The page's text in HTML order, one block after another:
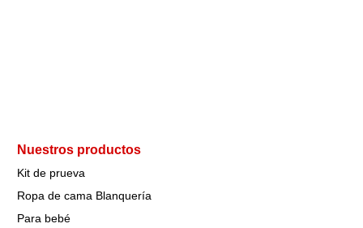
Nuestros productos
Kit de prueva
Ropa de cama Blanquería
Para bebé